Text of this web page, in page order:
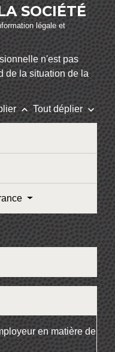
SOCIÉTÉ
légale et
n'est pas
de la situation de la
keyboard_arrow_up Tout déplier keyboard_arrow_down
en matière de